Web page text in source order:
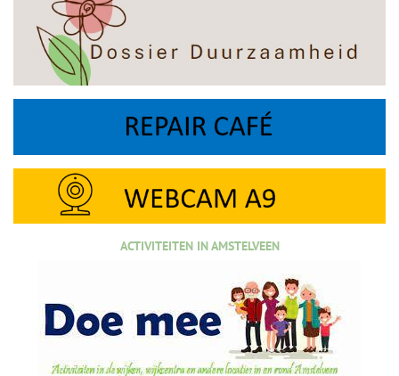
ACTIVITEITEN IN AMSTELVEEN